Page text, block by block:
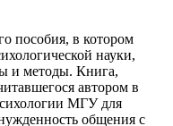
пособия, в котором
науки,
и методы. Книга,
автором в
МГУ для
общения с